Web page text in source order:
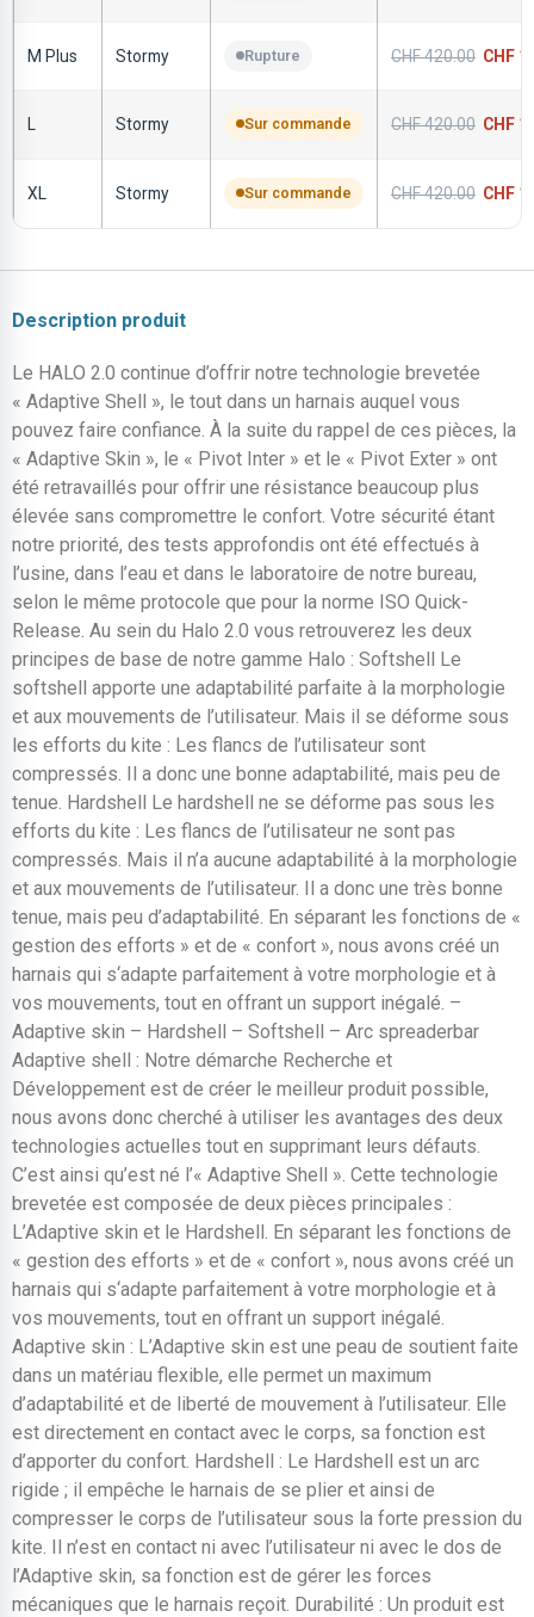
M Plus Stormy Rupture CHF420.00 CHF
Stormy Sur commande CHF420.00 CHF
XL Stormy Sur commande CHF420.00 CHF
Description produit
Le HALO 2.0 continue d’offrir notre technologie brevetée
« Adaptive Shell », le tout dans un harnais auquel vous
pouvez faire confiance. À la suite du rappel de ces pièces, la
« Adaptive Skin », le « Pivot Inter » et le « Pivot Exter » ont
été retravaillés pour offrir une résistance beaucoup plus
élevée sans compromettre le confort. Votre sécurité étant
notre priorité, des tests approfondis ont été effectués à
l’usine, dans l’eau et dans le laboratoire de notre bureau,
selon le même protocole que pour la norme ISO Quick-
Release. Au sein du Halo 2.0 vous retrouverez les deux
principes de base de notre gamme Halo : Softshell Le
softshell apporte une adaptabilité parfaite à la morphologie
et aux mouvements de l’utilisateur. Mais il se déforme sous
les efforts du kite : Les flancs de l’utilisateur sont
compressés. Il a donc une bonne adaptabilité, mais peu de
tenue. Hardshell Le hardshell ne se déforme pas sous les
efforts du kite : Les flancs de l’utilisateur ne sont pas
compressés. Mais il n’a aucune adaptabilité à la morphologie
et aux mouvements de l’utilisateur. Il a donc une très bonne
tenue, mais peu d’adaptabilité. En séparant les fonctions de «
gestion des efforts » et de « confort », nous avons créé un
harnais qui s‘adapte parfaitement à votre morphologie et à
vos mouvements, tout en offrant un support inégalé. –
Adaptive skin – Hardshell – Softshell – Arc spreaderbar
Adaptive shell : Notre démarche Recherche et
Développement est de créer le meilleur produit possible,
nous avons donc cherché à utiliser les avantages des deux
technologies actuelles tout en supprimant leurs défauts.
C’est ainsi qu’est né l’« Adaptive Shell ». Cette technologie
brevetée est composée de deux pièces principales :
L’Adaptive skin et le Hardshell. En séparant les fonctions de
« gestion des efforts » et de « confort », nous avons créé un
harnais qui s‘adapte parfaitement à votre morphologie et à
vos mouvements, tout en offrant un support inégalé.
Adaptive skin : L’Adaptive skin est une peau de soutient faite
dans un matériau flexible, elle permet un maximum
d’adaptabilité et de liberté de mouvement à l’utilisateur. Elle
est directement en contact avec le corps, sa fonction est
d’apporter du confort. Hardshell : Le Hardshell est un arc
rigide ; il empêche le harnais de se plier et ainsi de
compresser le corps de l’utilisateur sous la forte pression du
kite. Il n’est en contact ni avec l’utilisateur ni avec le dos de
l’Adaptive skin, sa fonction est de gérer les forces
mécaniques que le harnais reçoit. Durabilité : Un produit est